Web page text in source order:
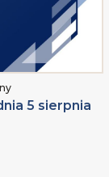
5 sierpnia